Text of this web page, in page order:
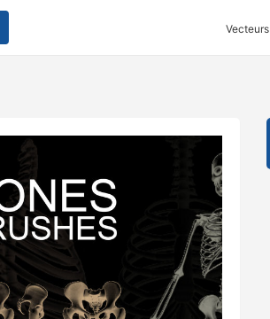
Vecteurs